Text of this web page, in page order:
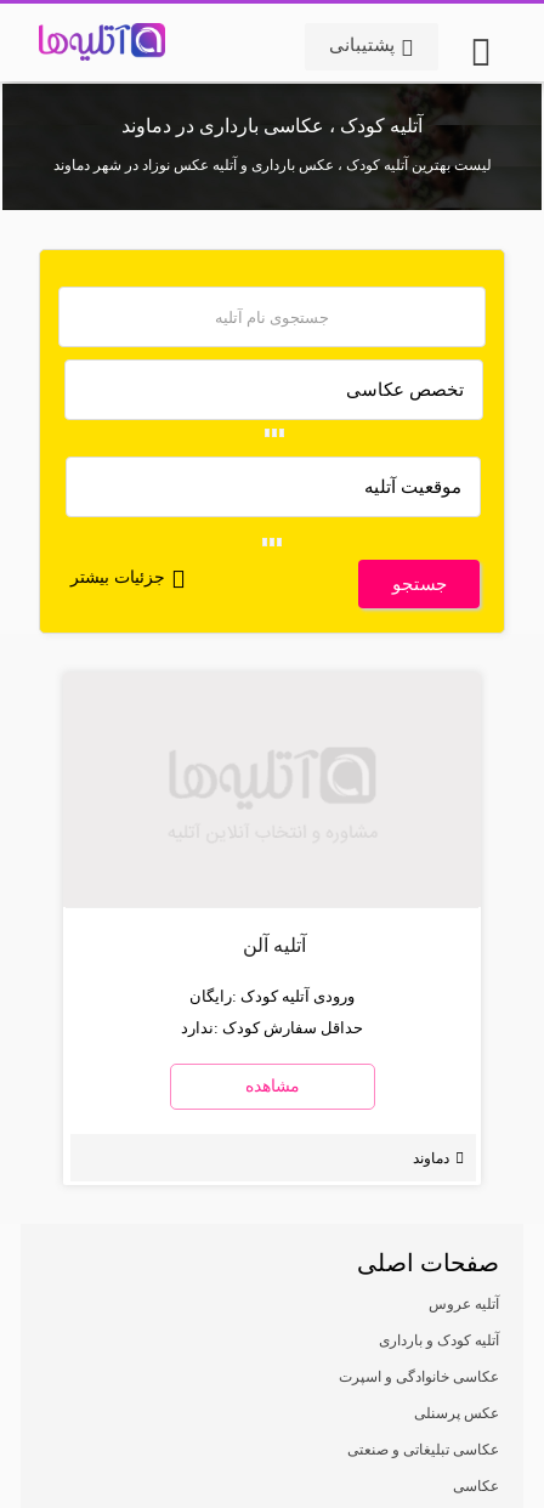
پشتیبانی
آتلیه کودک ، عکاسی بارداری در دماوند
لیست بهترین آتلیه کودک ، عکس بارداری و آتلیه عکس نوزاد در شهر دماوند
جستجو جزئیات بیشتر
آتلیه آلن
ورودی آتلیه کودک :رایگان
حداقل سفارش کودک :ندارد
مشاهده
دماوند
صفحات اصلی
آتلیه عروس
آتلیه کودک و بارداری
عکاسی خانوادگی و اسپرت
عکس پرسنلی
عکاسی تبلیغاتی و صنعتی
عکاسی